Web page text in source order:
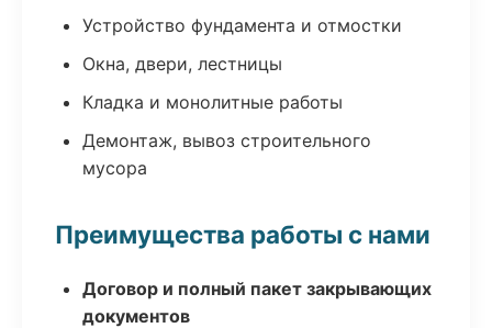
Устройство фундамента и отмостки
Окна, двери, лестницы
Кладка и монолитные работы
Демонтаж, вывоз строительного
мусора
Преимущества работы с нами
Договор и полный пакет закрывающих
документов